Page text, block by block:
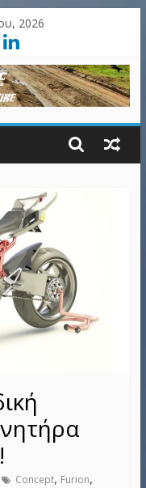
2026
Concept, Furion,